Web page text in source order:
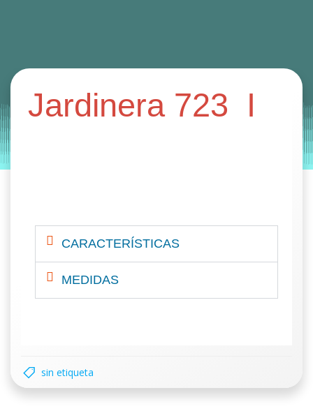
by Entorno | on noviembre 6, 2019
Jardinera 723 I
CARACTERÍSTICAS
MEDIDAS
sin etiqueta